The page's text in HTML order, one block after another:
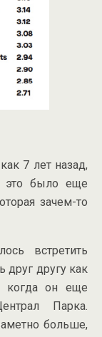
7 лет назад,
это было еще
зачем-то
встретить
друг другу как
когда он еще
Парка.
больше,